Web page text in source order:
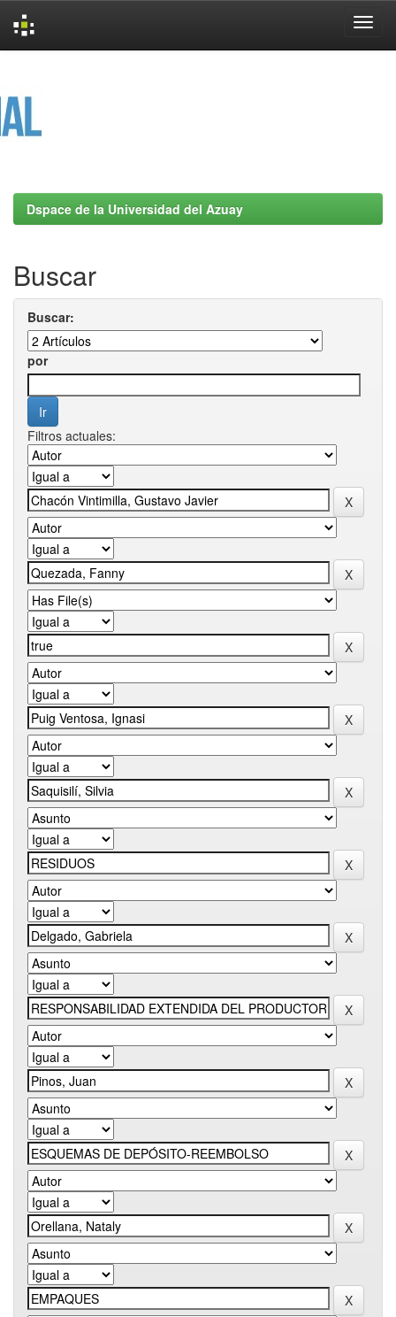
Dspace de la Universidad del Azuay
Buscar
Buscar:
por
Filtros actuales: